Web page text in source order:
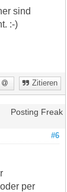
sind
:-)
Zitieren
Posting Freak
#6
per